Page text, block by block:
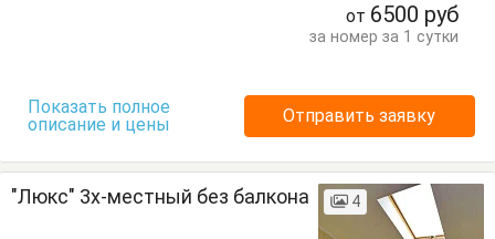
от 6500 руб
за номер за 1 сутки
Показать полное
описание и цены
Отправить заявку
"Люкс" 3х-местный без балкона 4